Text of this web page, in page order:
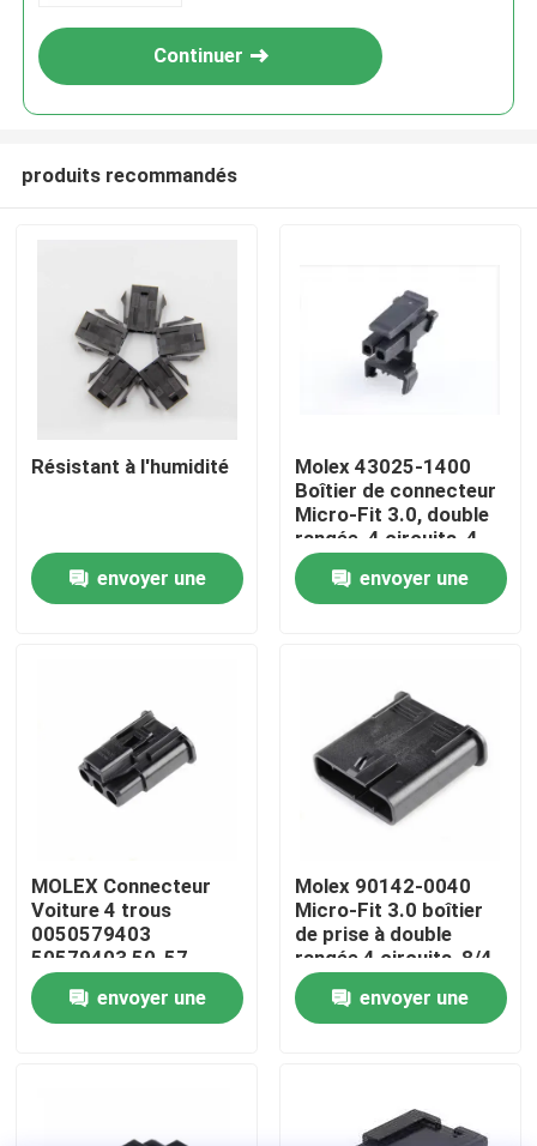
A propos de nous
Contrôle de la qualité
nouvelles
Des fils de câble
Les câbles LVDS
Continuer
produits recommandés
Résistant à l'humidité
envoyer une
Molex 43025-1400
Boîtier de connecteur
Micro-Fit 3.0, double
rangée, 4 circuits, 4
broches, 3 mm En
stock 43025-1400
envoyer une
MOLEX Connecteur
Voiture 4 trous
0050579403
50579403 50-57-
9403 4 broches 2.54
envoyer une
Molex 90142-0040
Micro-Fit 3.0 boîtier
de prise à double
rangée 4 circuits, 8/4
broche 3 mm En stock
90142-0040envoyer une